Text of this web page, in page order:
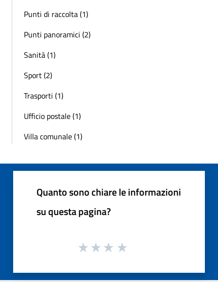
Punti di raccolta (1)
Punti panoramici (2)
Sanità (1)
Sport (2)
Trasporti (1)
Ufficio postale (1)
Villa comunale (1)
Quanto sono chiare le informazioni
su questa pagina?